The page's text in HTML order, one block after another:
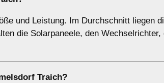
und Leistung. Im Durchschnitt liegen
die Solarpaneele, den Wechselrichter,
Traich?